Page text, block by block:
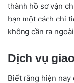
thành hồ sơ vận
bạn một cách chi
không cần ra
Dịch vụ
Biết rằng hiện